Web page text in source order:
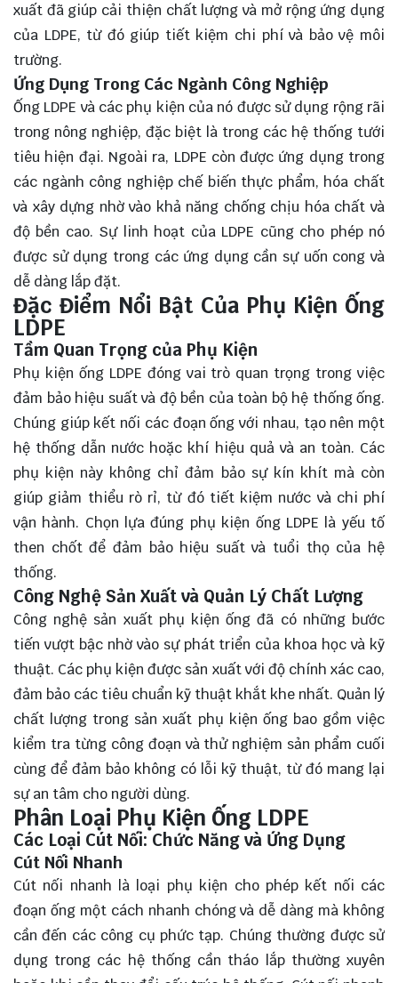
xuất đã giúp cải thiện chất lượng và mở rộng ứng dụng
của LDPE, từ đó giúp tiết kiệm chi phí và bảo vệ môi
trường.
Ứng Dụng Trong Các Ngành Công Nghiệp
Ống LDPE và các phụ kiện của nó được sử dụng rộng rãi
trong nông nghiệp, đặc biệt là trong các hệ thống tưới
tiêu hiện đại. Ngoài ra, LDPE còn được ứng dụng trong
các ngành công nghiệp chế biến thực phẩm, hóa chất
và xây dựng nhờ vào khả năng chống chịu hóa chất và
độ bền cao. Sự linh hoạt của LDPE cũng cho phép nó
được sử dụng trong các ứng dụng cần sự uốn cong và
dễ dàng lắp đặt.
Đặc Điểm Nổi Bật Của Phụ Kiện Ống
LDPE
Tầm Quan Trọng của Phụ Kiện
Phụ kiện ống LDPE đóng vai trò quan trọng trong việc
đảm bảo hiệu suất và độ bền của toàn bộ hệ thống ống.
Chúng giúp kết nối các đoạn ống với nhau, tạo nên một
hệ thống dẫn nước hoặc khí hiệu quả và an toàn. Các
phụ kiện này không chỉ đảm bảo sự kín khít mà còn
giúp giảm thiểu rò rỉ, từ đó tiết kiệm nước và chi phí
vận hành. Chọn lựa đúng phụ kiện ống LDPE là yếu tố
then chốt để đảm bảo hiệu suất và tuổi thọ của hệ
thống.
Công Nghệ Sản Xuất và Quản Lý Chất Lượng
Công nghệ sản xuất phụ kiện ống đã có những bước
tiến vượt bậc nhờ vào sự phát triển của khoa học và kỹ
thuật. Các phụ kiện được sản xuất với độ chính xác cao,
đảm bảo các tiêu chuẩn kỹ thuật khắt khe nhất. Quản lý
chất lượng trong sản xuất phụ kiện ống bao gồm việc
kiểm tra từng công đoạn và thử nghiệm sản phẩm cuối
cùng để đảm bảo không có lỗi kỹ thuật, từ đó mang lại
sự an tâm cho người dùng.
Phân Loại Phụ Kiện Ống LDPE
Các Loại Cút Nối: Chức Năng và Ứng Dụng
Cút Nối Nhanh
Cút nối nhanh là loại phụ kiện cho phép kết nối các
đoạn ống một cách nhanh chóng và dễ dàng mà không
cần đến các công cụ phức tạp. Chúng thường được sử
dụng trong các hệ thống cần tháo lắp thường xuyên